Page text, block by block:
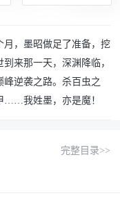
，墨昭做足了准备，挖
来那一天，深渊降临，
逆袭之路。杀百虫之
……我姓墨，亦是魔！
完整目录>>